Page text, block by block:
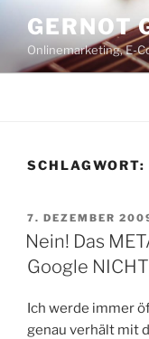
Inhalt
springen
GERNOT
Onlinemarketing, E-
SCHLAGWORT:
VERÖFFENTLICHT
AM
7. DEZEMBER
Nein! Das
Google
Ich werde immer
genau verhält mit